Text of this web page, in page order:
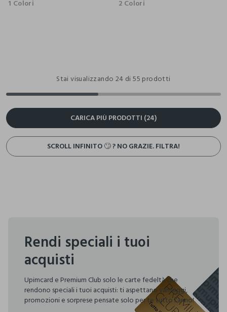
1 Colori 2 Colori
Stai visualizzando 24 di 55 prodotti
CARICA PIÙ PRODOTTI (24)
SCROLL INFINITO 🙄 ? NO GRAZIE. FILTRA!
Rendi speciali i tuoi
acquisti
Upimcard e Premium Club solo le carte fedeltà che
rendono speciali i tuoi acquisti: ti aspettano vantaggi,
promozioni e sorprese pensate solo per te tutto l'anno!